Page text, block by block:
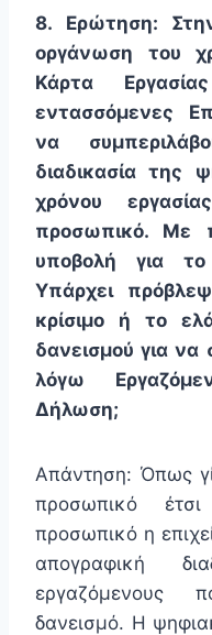
8. Ερώτηση:
οργάνωση του
Κάρτα
εντασσόμενες
να
διαδικασία της
χρόνου
προσωπικό. Με
υποβολή για
Υπάρχει
κρίσιμο ή το
δανεισμού για να
λόγω
Δήλωση;
Απάντηση: Όπως
προσωπικό
προσωπικό η
απογραφική
εργαζόμενους
δανεισμό. Η